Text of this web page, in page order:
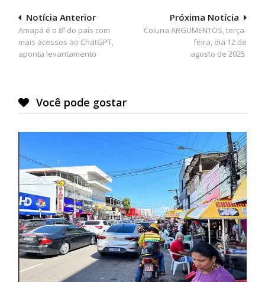
Navegação
de
Post
Próxima Notícia
Coluna ARGUMENTOS, terça-
feira, dia 12 de
agosto de 2025.
Notícia Anterior
Amapá é o 8º do país com
mais acessos ao ChatGPT,
aponta levantamento
Você pode gostar